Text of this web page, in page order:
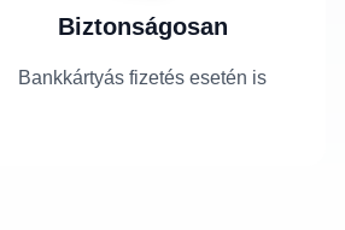
Biztonságosan
Bankkártyás fizetés esetén is